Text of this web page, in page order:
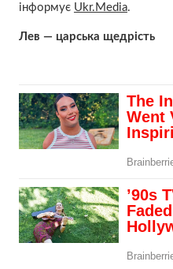
інформує Ukr.Media.
Лев — царська щедрість